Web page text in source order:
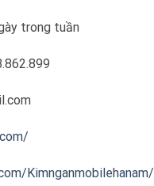
trong tuần
Kimnganmobilehanam/